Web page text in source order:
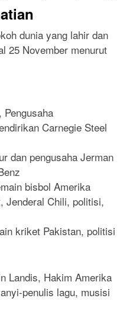
dunia yang lahir dan
25 November menurut
Pengusaha
Carnegie Steel
dan pengusaha Jerman
bisbol Amerika
Jenderal Chili, politisi,
kriket Pakistan, politisi
Landis, Hakim Amerika
penulis lagu, musisi